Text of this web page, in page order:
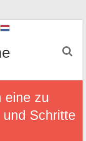
eine zu
und Schritte